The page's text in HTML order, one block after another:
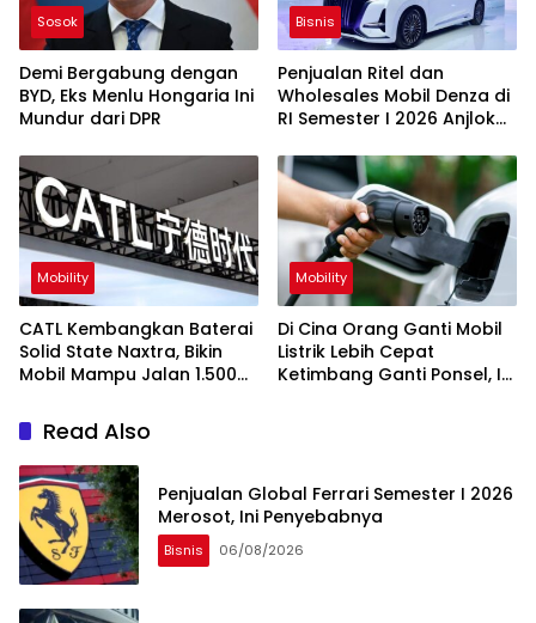
Sosok
Demi Bergabung dengan
BYD, Eks Menlu Hongaria Ini
Mundur dari DPR
Bisnis
Penjualan Ritel dan
Wholesales Mobil Denza di
RI Semester I 2026 Anjlok
Mobility
CATL Kembangkan Baterai
Solid State Naxtra, Bikin
Mobil Mampu Jalan 1.500
Mobility
Di Cina Orang Ganti Mobil
Listrik Lebih Cepat
Ketimbang Ganti Ponsel, Ini
Read Also
Penjualan Global Ferrari Semester I 2026
Merosot, Ini Penyebabnya
Bisnis 06/08/2026